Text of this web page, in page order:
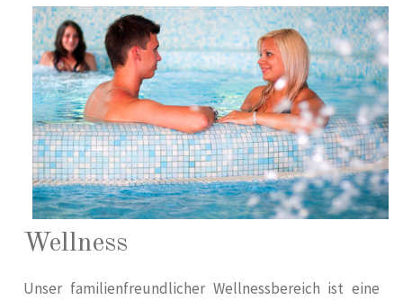
Wellness
Unser familienfreundlicher Wellnessbereich ist eine